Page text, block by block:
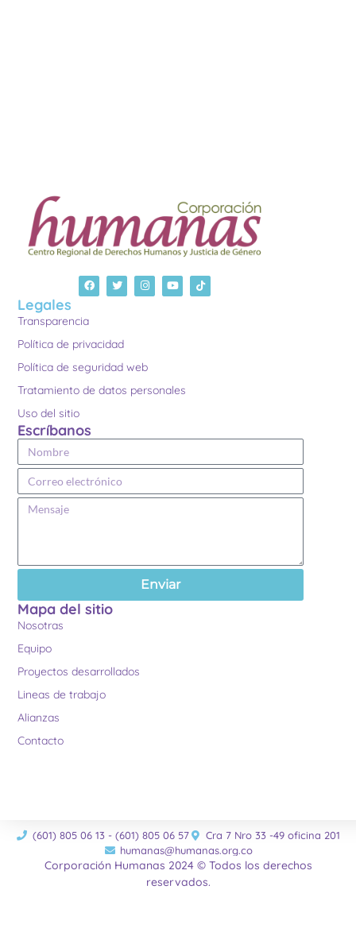
Legales
Transparencia
Política de privacidad
Política de seguridad web
Tratamiento de datos personales
Uso del sitio
Escríbanos
Enviar
Mapa del sitio
Nosotras
Equipo
Proyectos desarrollados
Lineas de trabajo
Alianzas
Contacto
(601) 805 06 13 - (601) 805 06 57
Cra 7 Nro 33 -49 oficina 201
humanas@humanas.org.co
Corporación Humanas 2024 © Todos los derechos
reservados.